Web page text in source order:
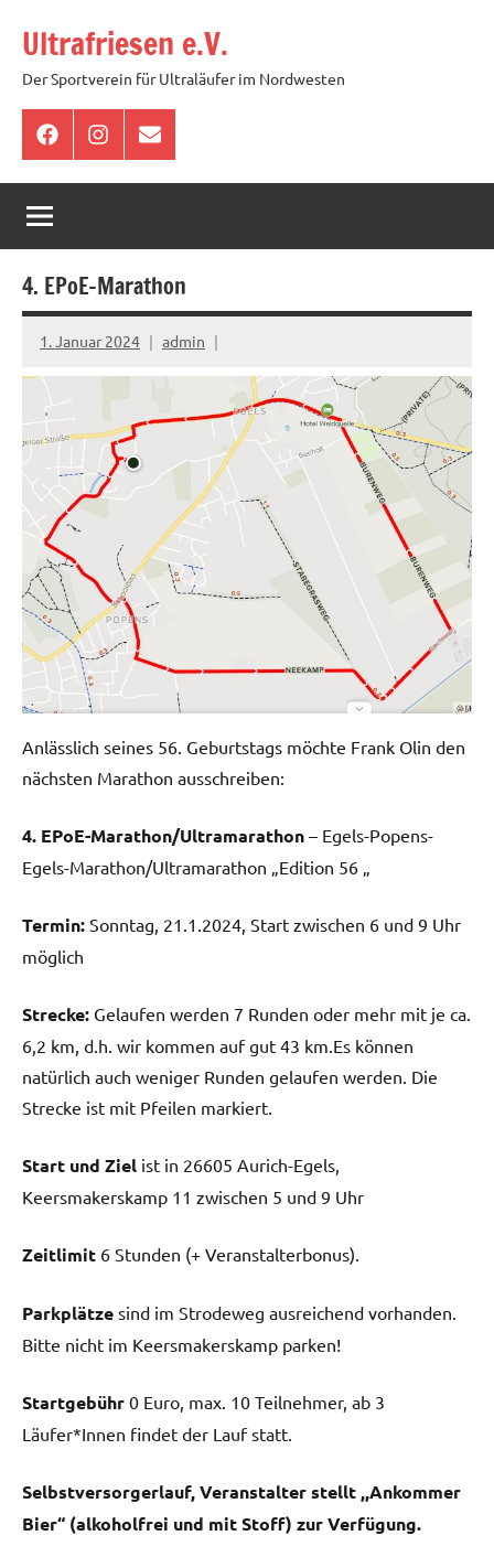
Inhalt
springen
Ultrafriesen e.V.
Der Sportverein für Ultraläufer im Nordwesten
FacebookInstagram
E-
Mail
4. EPoE-Marathon
1. Januar 2024 admin
Anlässlich seines 56. Geburtstags möchte Frank Olin den
nächsten Marathon ausschreiben:
4. EPoE-Marathon/Ultramarathon – Egels-Popens-
Egels-Marathon/Ultramarathon „Edition 56 „
Termin: Sonntag, 21.1.2024, Start zwischen 6 und 9 Uhr
möglich
Strecke: Gelaufen werden 7 Runden oder mehr mit je ca.
6,2 km, d.h. wir kommen auf gut 43 km.Es können
natürlich auch weniger Runden gelaufen werden. Die
Strecke ist mit Pfeilen markiert.
Start und Ziel ist in 26605 Aurich-Egels,
Keersmakerskamp 11 zwischen 5 und 9 Uhr
Zeitlimit 6 Stunden (+ Veranstalterbonus).
Parkplätze sind im Strodeweg ausreichend vorhanden.
Bitte nicht im Keersmakerskamp parken!
Startgebühr 0 Euro, max. 10 Teilnehmer, ab 3
Läufer*Innen findet der Lauf statt.
Selbstversorgerlauf, Veranstalter stellt ,,Ankommer
Bier“ (alkoholfrei und mit Stoff) zur Verfügung.